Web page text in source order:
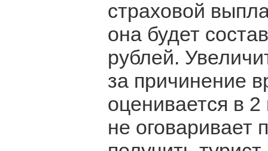
страховой
она будет
рублей.
за причинение
оценивается в
не оговаривает